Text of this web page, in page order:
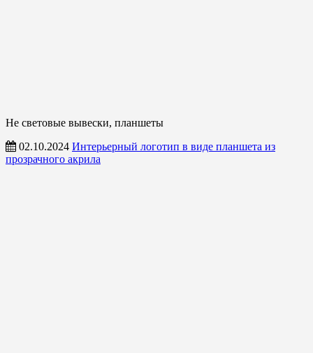
Не световые вывески, планшеты
02.10.2024 Интерьерный логотип в виде планшета из
прозрачного акрила